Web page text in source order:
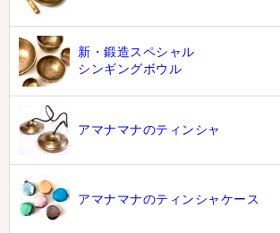
新・鍛造スペシャル
シンギングボウル
アマナマナのティンシャ
アマナマナのティンシャケース